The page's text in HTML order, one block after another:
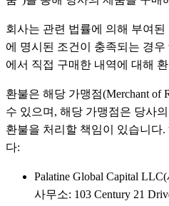
회사는 관련 법률에 의해 부여
에 명시된 조건이 충족되는 경우
에서 직접 구매한 내역에 대해
환불은 해당 가맹점(Merchant of
수 있으며, 해당 가맹점은 당사
환불을 처리할 책임이 있습니다
다:
Palatine Global Capital
사무소: 103 Century 21